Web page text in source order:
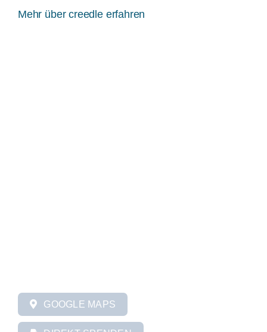
Mehr über creedle erfahren
GOOGLE MAPS